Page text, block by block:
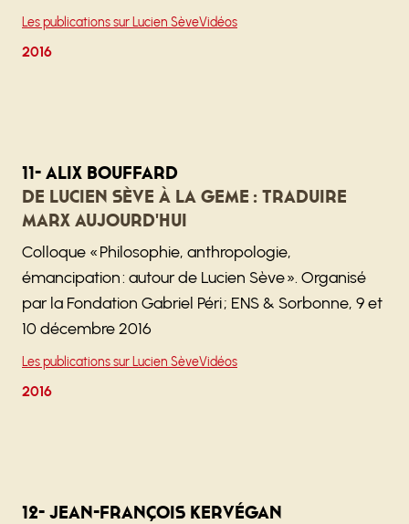
Les publications sur Lucien SèveVidéos
2016
11- Alix Bouffard
De Lucien Sève à la GEME : traduire
Marx aujourd'hui
Colloque « Philosophie, anthropologie,
émancipation : autour de Lucien Sève ». Organisé
par la Fondation Gabriel Péri ; ENS & Sorbonne, 9 et
10 décembre 2016
Les publications sur Lucien SèveVidéos
2016
12- Jean-François Kervégan